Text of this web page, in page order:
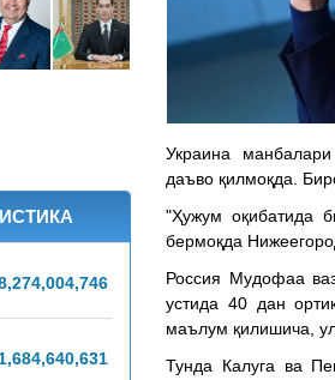
Украина
даъво қилмоқда.
"Ҳужум оқибатида
бермоқда
Россия Мудофаа
устида 40 дан
маълум қилишича,
Тунда Калуга ва